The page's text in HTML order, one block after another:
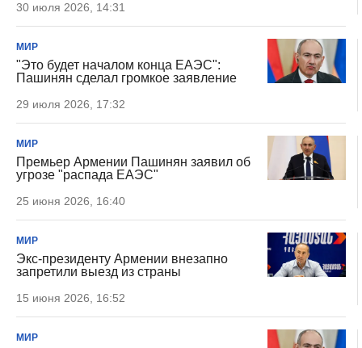
30 июля 2026, 14:31
МИР
"Это будет началом конца ЕАЭС":
Пашинян сделал громкое заявление
29 июля 2026, 17:32
МИР
Премьер Армении Пашинян заявил об
угрозе "распада ЕАЭС"
25 июня 2026, 16:40
МИР
Экс-президенту Армении внезапно
запретили выезд из страны
15 июня 2026, 16:52
МИР